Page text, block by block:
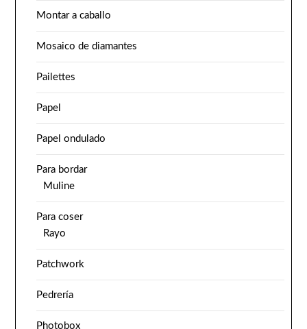
Montar a caballo
Mosaico de diamantes
Pailettes
Papel
Papel ondulado
Para bordar
Muline
Para coser
Rayo
Patchwork
Pedrería
Photobox